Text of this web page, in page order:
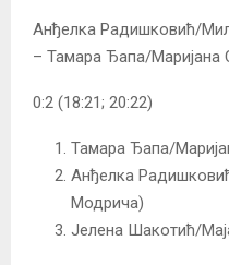
Анђелка Радишковић/
– Тамара Ђапа/Маријана
0:2 (18:21; 20:22)
Тамара Ђапа/
Анђелка
Модрича)
Јелена Шакотић/